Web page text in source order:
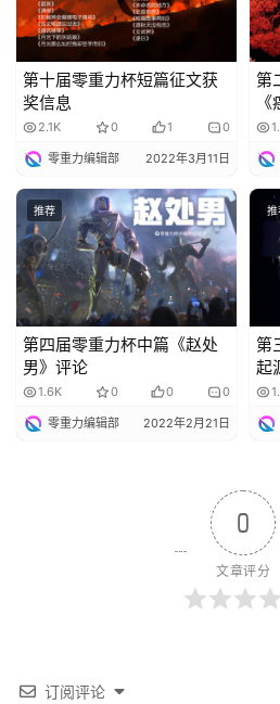
第十届零重力杯短篇征文获
奖信息
2.1K 0 1 0
零重力编辑部 2022年3月11日
第
推荐
第四届零重力杯中篇《赵处
男》评论
1.6K 0 0 0
零重力编辑部 2022年2月21日
推
第
起
0
文章评分
订阅评论